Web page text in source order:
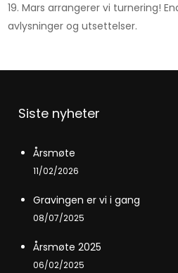
19. Mars arrangerer vi turnering!
avlysninger og utsettelser.
Siste nyheter
Årsmøte
11/02/2026
Gravingen er vi i gang
08/07/2025
Årsmøte 2025
06/02/2025